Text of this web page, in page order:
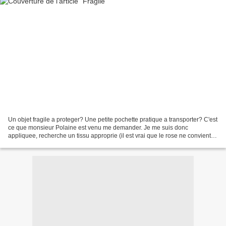
Un objet fragile a proteger? Une petite pochette pratique a transporter? C'est
ce que monsieur Polaine est venu me demander. Je me suis donc
appliquee, recherche un tissu approprie (il est vrai que le rose ne convient